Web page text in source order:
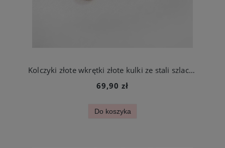
Kolczyki złote wkrętki złote kulki ze stali szlachetnej
69,90 zł
Do koszyka